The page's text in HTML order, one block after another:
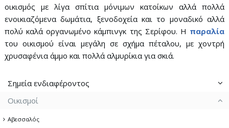
οικισμός με λίγα σπίτια μόνιμων κατοίκων αλλά πολλά
ενοικιαζόμενα δωμάτια, ξενοδοχεία και το μοναδικό αλλά
πολύ καλά οργανωμένο κάμπινγκ της Σερίφου. Η παραλία
του οικισμού είναι μεγάλη σε σχήμα πέταλου, με χοντρή
χρυσαφένια άμμο και πολλά αλμυρίκια για σκιά.
Σημεία ενδιαφέροντος
Άσπρος Πύργος
Διοικητήριο & Ηρώο Μεταλλωρύχων
Οικισμοί
Αβεσσαλός